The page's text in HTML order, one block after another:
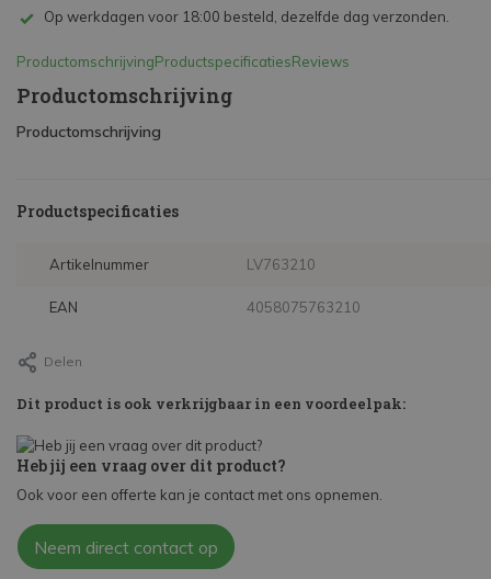
Op werkdagen voor 18:00 besteld, dezelfde dag verzonden.
ProductomschrijvingProductspecificatiesReviews
Productomschrijving
Productomschrijving
Productspecificaties
Artikelnummer LV763210
EAN 4058075763210
Delen
Dit product is ook verkrijgbaar in een voordeelpak:
Heb jij een vraag over dit product?
Ook voor een offerte kan je contact met ons opnemen.
Neem direct contact op